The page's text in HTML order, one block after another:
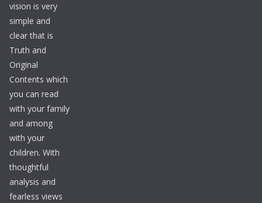
vision is very
simple and
clear that is
Truth and
Original
Contents which
you can read
with your family
and among
with your
children. With
thoughtful
analysis and
fearless views